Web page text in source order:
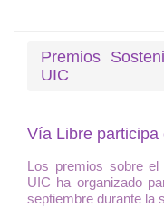
Premios
UIC
Vía Libre
Los premios sobre
UIC ha organizado
septiembre durante la